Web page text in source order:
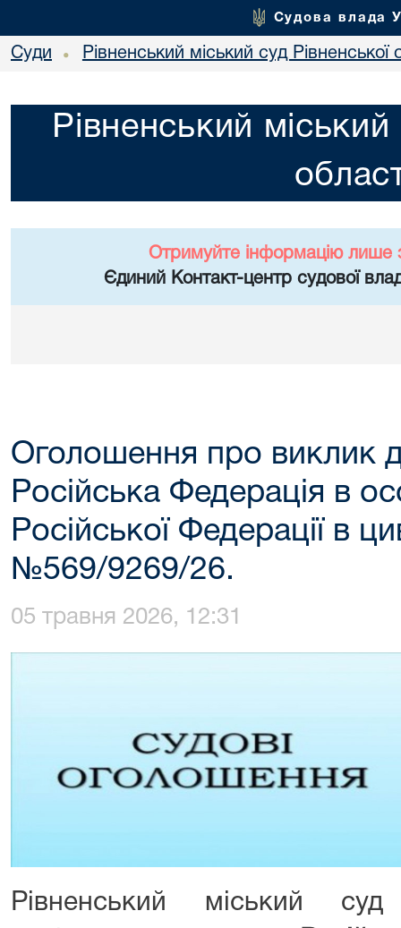
Судова влада
Суди • Рівненський міський суд Рівненської
Рівненський міський
Отримуйте інформацію лише
Єдиний Контакт-центр судової
Оголошення про виклик
Російська Федерація в
Російської Федерації в
№569/9269/26.
05 травня 2026, 12:31
Рівненський міський суд